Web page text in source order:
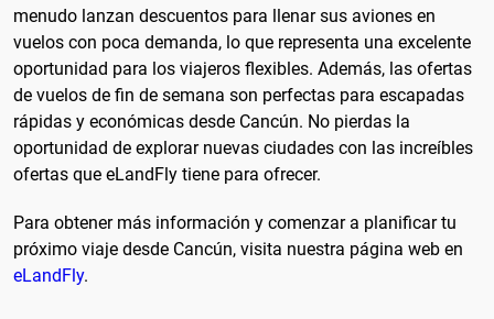
menudo lanzan descuentos para llenar sus aviones en
vuelos con poca demanda, lo que representa una excelente
oportunidad para los viajeros flexibles. Además, las ofertas
de vuelos de fin de semana son perfectas para escapadas
rápidas y económicas desde Cancún. No pierdas la
oportunidad de explorar nuevas ciudades con las increíbles
ofertas que eLandFly tiene para ofrecer.
Para obtener más información y comenzar a planificar tu
próximo viaje desde Cancún, visita nuestra página web en
eLandFly.